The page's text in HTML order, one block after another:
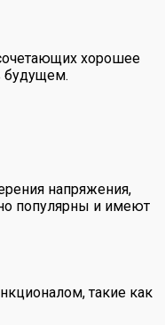
хорошее
будущем.
напряжения,
популярны и имеют
такие как